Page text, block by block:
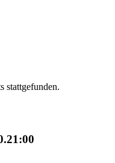
stattgefunden.
.21:00